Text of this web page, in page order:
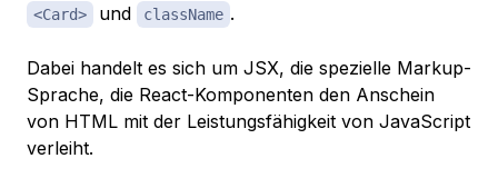
<Card> und className .
Dabei handelt es sich um JSX, die spezielle Markup-
Sprache, die React-Komponenten den Anschein
von HTML mit der Leistungsfähigkeit von JavaScript
verleiht.